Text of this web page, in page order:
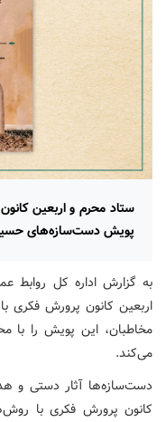
ستاد محرم و اربعین
پویش دست‌سازه‌های
به گزارش اداره کل روابط
اربعین کانون پرورش فکری
مخاطبان، این پویش را با
می‌کند.
دست‌سازه‌ها آثار دستی و
کانون پرورش فکری با